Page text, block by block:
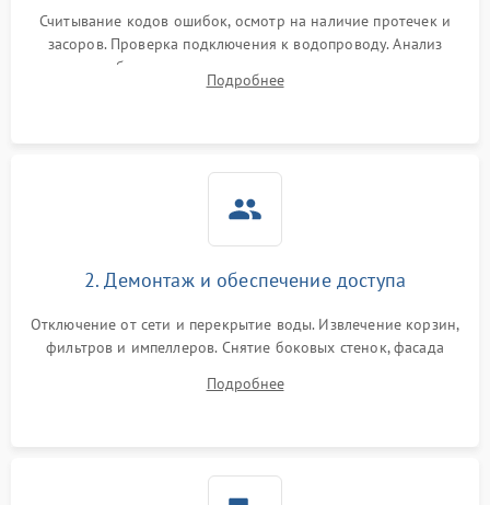
Считывание кодов ошибок, осмотр на наличие протечек и
засоров. Проверка подключения к водопроводу. Анализ
жалоб на отсутствие слива, нагрева, вращения
разбрызгивателей или срабатывание системы защиты
Подробнее
2. Демонтаж и обеспечение доступа
Отключение от сети и перекрытие воды. Извлечение корзин,
фильтров и импеллеров. Снятие боковых стенок, фасада
циркуляционному насосу, ТЭНу и сливной помпе.
Подробнее